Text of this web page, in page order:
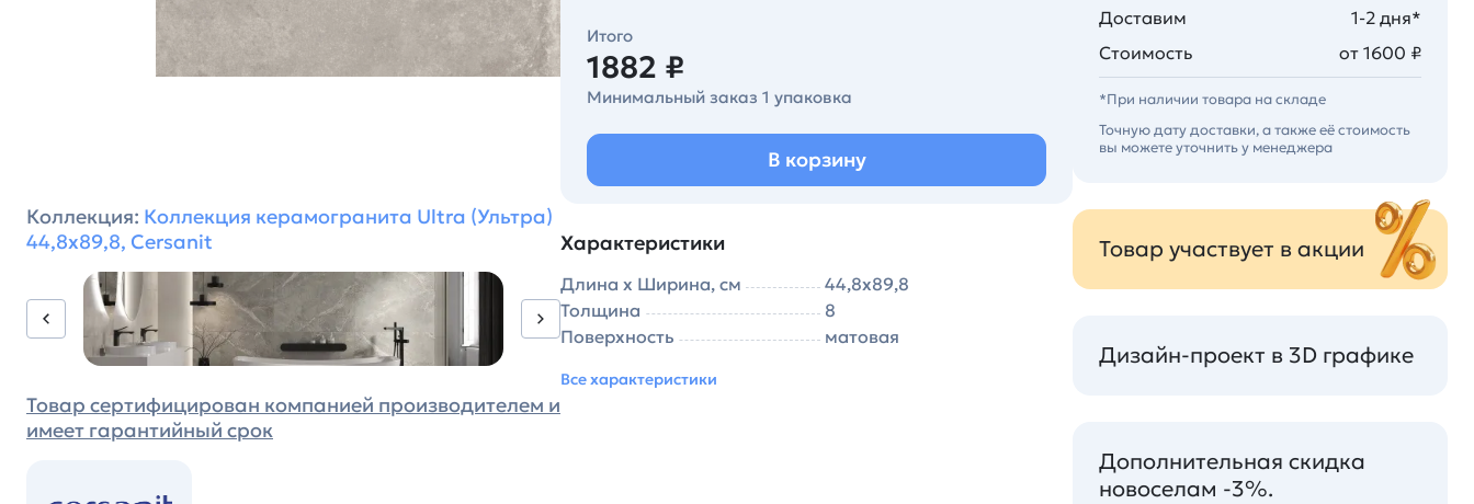
Коллекция: Коллекция керамогранита Ultra (Ультра)
44,8х89,8, Cersanit
Товар сертифицирован компанией производителем и
имеет гарантийный срок
Итого
1882 ₽
Минимальный заказ 1 упаковка
В корзину
Характеристики
Длина х Ширина, см
44,8х89,8
Толщина
8
Поверхность
матовая
Все характеристики
Доставим
1-2 дня*
Стоимость
от 1600 ₽
*При наличии товара на складе
Точную дату доставки, а также её стоимость
вы можете уточнить у менеджера
Товар участвует в акции
Дизайн-проект в 3D графике
Дополнительная скидка
новоселам -3%.